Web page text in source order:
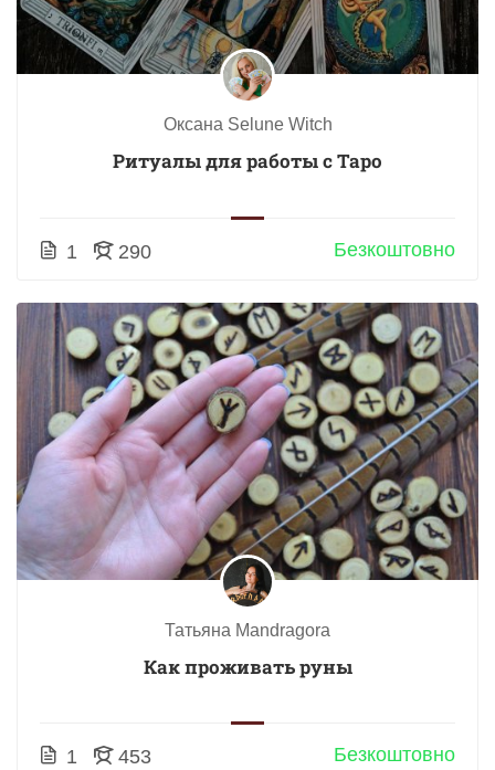
Оксана Selune Witch
Ритуалы для работы с Таро
1 290 Безкоштовно
Татьяна Mandragora
Как проживать руны
1 453 Безкоштовно